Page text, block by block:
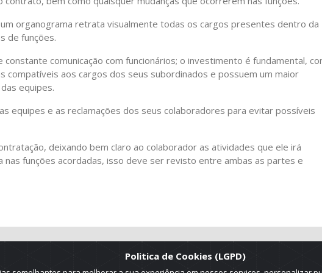
organograma retrata visualmente todas os cargos presentes dentro da
de funções.
comunicação com funcionários; o investimento é fundamental,
compatíveis aos cargos dos seus subordinados e possuem um maior
equipes.
equipes e as reclamações dos seus colaboradores para evitar possíveis
deixando bem claro ao colaborador as atividades que ele irá
nas funções acordadas, isso deve ser revisto entre ambas as partes e
Politica de Cookies (LGPD)